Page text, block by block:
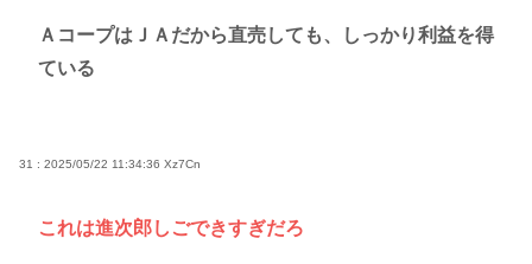
ＡコープはＪＡだから直売しても、しっかり利益を得
ている
31 : 2025/05/22 11:34:36 Xz7Cn
これは進次郎しごできすぎだろ